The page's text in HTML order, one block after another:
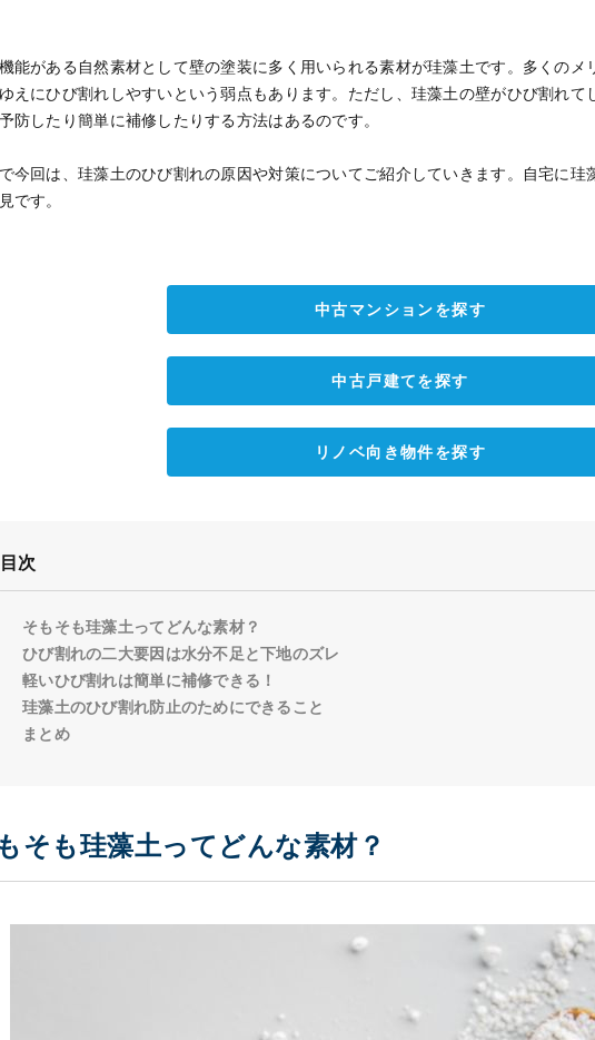
能がある自然素材として壁の塗装に多く用いられる素材が珪藻土です。多くのメ
えにひび割れしやすいという弱点もあります。ただし、珪藻土の壁がひび割れて
防したり簡単に補修したりする方法はあるのです。
今回は、珪藻土のひび割れの原因や対策についてご紹介していきます。自宅に珪
です。
中古マンションを探す
中古戸建てを探す
リノベ向き物件を探す
目次
そもそも珪藻土ってどんな素材？
ひび割れの二大要因は水分不足と下地のズレ
軽いひび割れは簡単に補修できる！
珪藻土のひび割れ防止のためにできること
まとめ
そも珪藻土ってどんな素材？